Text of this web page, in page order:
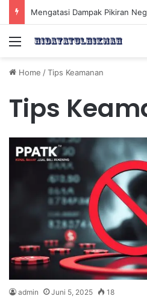
Menu
Home /Tips Keamanan
Tips
admin Juni 5, 2025 18